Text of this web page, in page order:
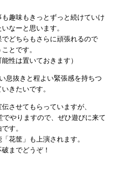
趣味もきっとずっと続けていけ
なーと思います。
どちらもさらに頑張れるので
とです。
性は置いておきます）
息抜きと程よい緊張感を持ちつ
きたいです。
させてもらっていますが、
やりますので、ぜひ遊びに来て
す。
花筐」も上演されます。
までどうぞ！